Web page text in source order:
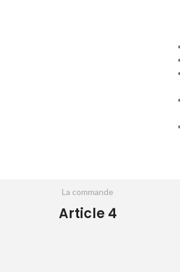
La commande
Article 4